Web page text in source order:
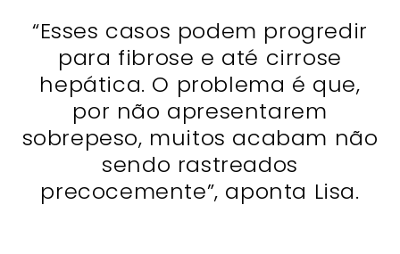
“Esses casos podem progredir
para fibrose e até cirrose
hepática. O problema é que,
por não apresentarem
sobrepeso, muitos acabam não
sendo rastreados
precocemente”, aponta Lisa.